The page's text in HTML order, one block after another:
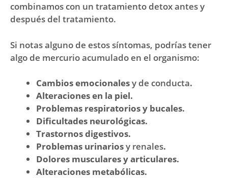
combinamos con un tratamiento detox antes y
después del tratamiento.
Si notas alguno de estos síntomas, podrías tener
algo de mercurio acumulado en el organismo:
Cambios emocionalesy de conducta.
Alteraciones en la piel.
Problemas respiratorios y bucales.
Dificultades neurológicas.
Trastornos digestivos.
Problemas urinariosy renales.
Dolores musculares y articulares.
Alteraciones metabólicas.